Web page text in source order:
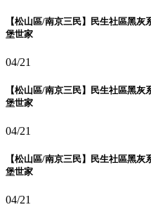
【松山區/南京三民】民生社區黑
堡世家
04/21
【松山區/南京三民】民生社區黑
堡世家
04/21
【松山區/南京三民】民生社區黑
堡世家
04/21